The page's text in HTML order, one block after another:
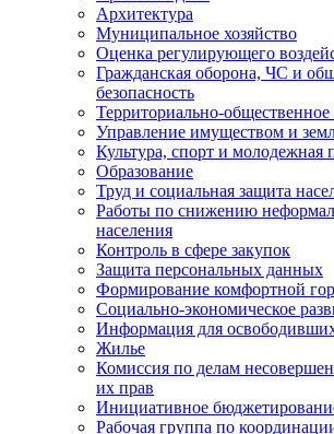
Архитектура
Муниципальное хозяйство
Оценка регулирующего
Гражданская оборона, ЧС и
безопасность
Территориально-
Управление имуществом и
Культура, спорт и молодежная
Образование
Труд и социальная защита
Работы по снижению
населения
Контроль в сфере закупок
Защита персональных данных
Формирование комфортной
Социально-экономическое
Информация для
Жилье
Комиссия по делам
их прав
Инициативное
Рабочая группа по